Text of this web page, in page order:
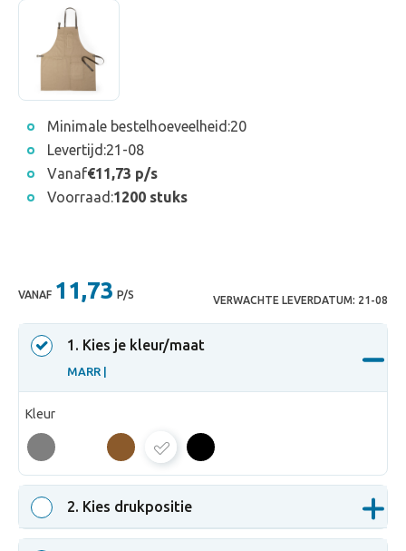
Minimale bestelhoeveelheid:20
Levertijd:21-08
Vanaf€11,73 p/s
Voorraad:1200 stuks
VANAF 11,73 P/S VERWACHTE LEVERDATUM: 21-08
1 . Kies je kleur/maat
MARR |
Kleur
MARR
2. Kies drukpositie